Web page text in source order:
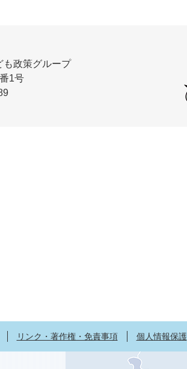
も政策グループ
1号
リンク・著作権・免責事項 個人情報保護